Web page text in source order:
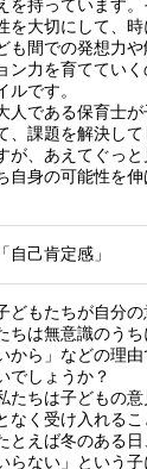
を持っています
を大切にして、
も間での発想力
ン力を育ててい
ルです。
人である保育士
、課題を解決し
が、あえてぐっ
自身の可能性を伸
「自己肯定感」
どもたちが自分
ちは無意識のう
から」などの理
でしょうか？
たちは子どもの
なく受け入れるこ
とえば冬のある
らない」という